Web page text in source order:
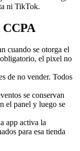
ni TikTok.
cuando se otorga el
el pixel no
de no vender. Todos
se conservan
el panel y luego se
app activa la
para esa tienda